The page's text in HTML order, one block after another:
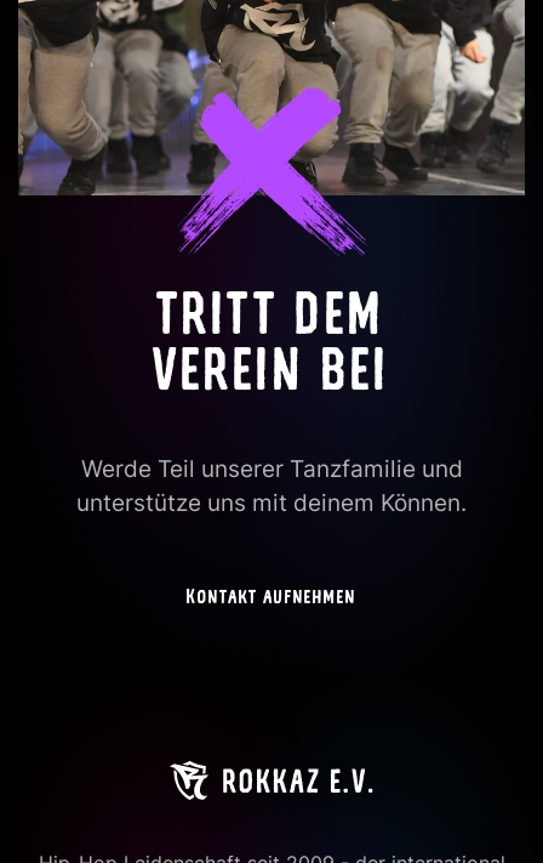
TRITT DEM
VEREIN BEI
Werde Teil unserer Tanzfamilie und
unterstütze uns mit deinem Können.
Kontakt aufnehmen